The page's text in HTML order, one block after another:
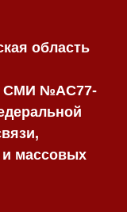
область
СМИ №AC77-
массовых